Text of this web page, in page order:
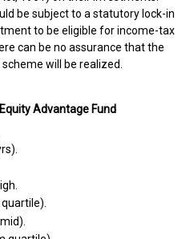
be subject to a statutory lock-in
to be eligible for income-tax
can be no assurance that the
will be realized.
Advantage Fund